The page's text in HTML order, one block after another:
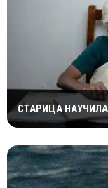
СТАРИЦА